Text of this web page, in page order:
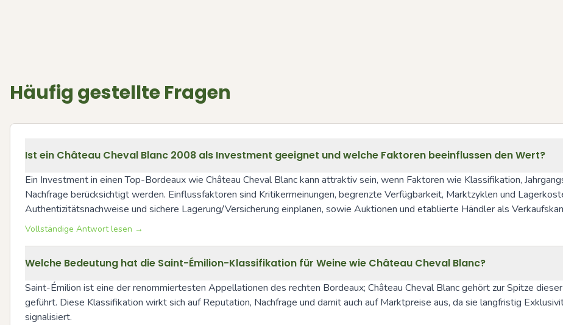
Häufig gestellte Fragen
Ist ein Château Cheval Blanc 2008 als Investment geeignet und welche Faktoren beeinflussen den Wert?
Ein Investment in einen Top-Bordeaux wie Château Cheval Blanc kann attraktiv sein, wenn Faktoren wie Klassifikation,
Nachfrage berücksichtigt werden. Einflussfaktoren sind Kritikermeinungen, begrenzte Verfügbarkeit, Marktzyklen und
Authentizitätsnachweise und sichere Lagerung/Versicherung einplanen, sowie Auktionen und etablierte Händler als
Vollständige Antwort lesen →
Welche Bedeutung hat die Saint-Émilion-Klassifikation für Weine wie Château Cheval Blanc?
Saint-Émilion ist eine der renommiertesten Appellationen des rechten Bordeaux; Château Cheval Blanc gehört zur Spitze
geführt. Diese Klassifikation wirkt sich auf Reputation, Nachfrage und damit auch auf Marktpreise aus, da sie langfristig
signalisiert.